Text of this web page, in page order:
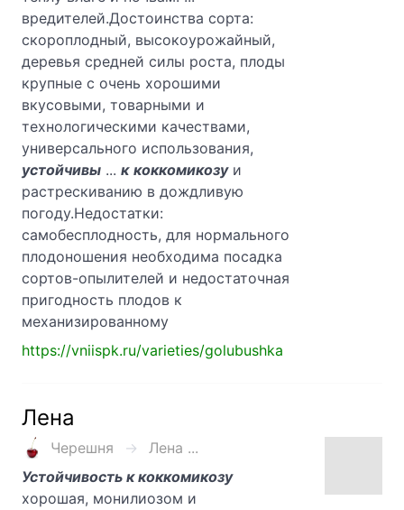
вредителей.Достоинства сорта:
скороплодный, высокоурожайный,
деревья средней силы роста, плоды
крупные с очень хорошими
вкусовыми, товарными и
технологическими качествами,
универсального использования,
устойчивы ... к коккомикозуи
растрескиванию в дождливую
погоду.Недостатки:
самобесплодность, для нормального
плодоношения необходима посадка
сортов-опылителей и недостаточная
пригодность плодов к
механизированному
https://vniispk.ru/varieties/golubushka
Лена
Черешня
Лена ...
Устойчивость к коккомикозу
хорошая, монилиозом и